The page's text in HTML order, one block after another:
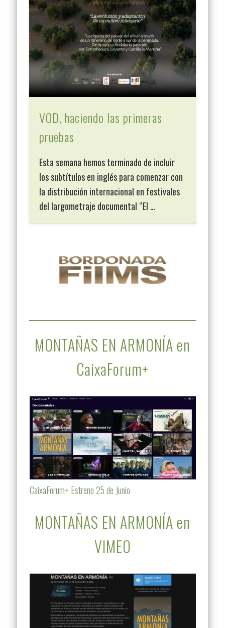
VOD, haciendo las primeras
pruebas
Esta semana hemos terminado de incluir
los subtítulos en inglés para comenzar con
la distribución internacional en festivales
del largometraje documental “El …
MONTAÑAS EN ARMONÍA en
CaixaForum+
CaixaForum+ Estreno 25 de Junio
MONTAÑAS EN ARMONÍA en
VIMEO